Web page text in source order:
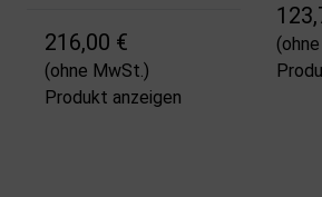
216,00 €
(ohne MwSt.)
Produkt anzeigen